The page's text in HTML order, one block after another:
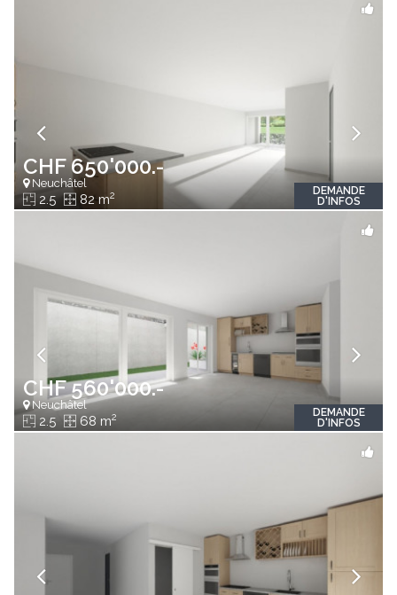
CHF 650'000.-
Neuchâtel
2.5 82 m2
DEMANDE
D'INFOS
CHF 560'000.-
Neuchâtel
2.5 68 m2
DEMANDE
D'INFOS